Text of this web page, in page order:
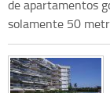
de apartamentos
solamente 50